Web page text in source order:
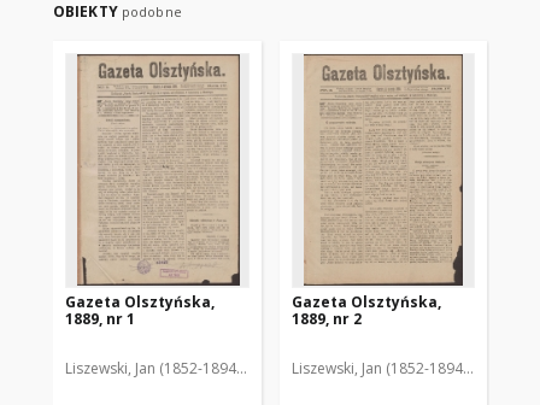
OBIEKTY podobne
Gazeta Olsztyńska,
1889, nr 1
Liszewski, Jan (1852-1894). Red.
Gazeta Olsztyńska,
1889, nr 2
Liszewski, Jan (1852-1894). Red.